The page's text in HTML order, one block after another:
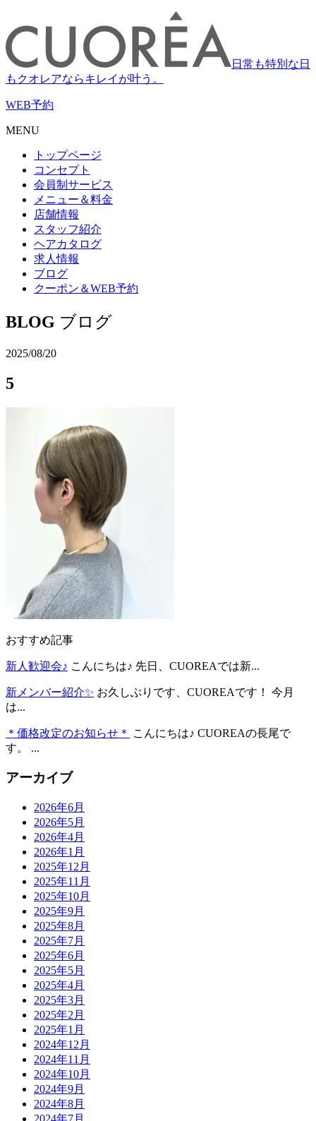
日常も特別な日
もクオレアならキレイが叶う。
WEB予約
MENU
トップページ
コンセプト
会員制サービス
メニュー＆料金
店舗情報
スタッフ紹介
ヘアカタログ
求人情報
ブログ
クーポン＆WEB予約
BLOG ブログ
2025/08/20
5
おすすめ記事
新人歓迎会♪ こんにちは♪ 先日、CUOREAでは新...
新メンバー紹介✨ お久しぶりです、CUOREAです！ 今月
は...
＊価格改定のお知らせ＊
こんにちは♪ CUOREAの長尾で
す。 ...
アーカイブ
2026年6月
2026年5月
2026年4月
2026年1月
2025年12月
2025年11月
2025年10月
2025年9月
2025年8月
2025年7月
2025年6月
2025年5月
2025年4月
2025年3月
2025年2月
2025年1月
2024年12月
2024年11月
2024年10月
2024年9月
2024年8月
2024年7月